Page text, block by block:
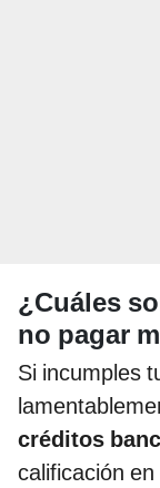
¿Cuáles
no pagar
Si incumples
créditos
calificación